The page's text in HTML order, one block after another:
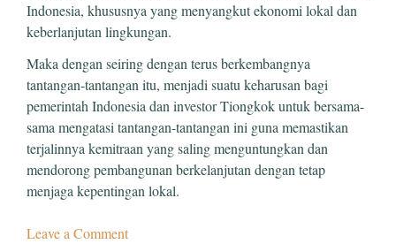
Indonesia, khususnya yang menyangkut ekonomi lokal dan
keberlanjutan lingkungan.
Maka dengan seiring dengan terus berkembangnya
tantangan-tantangan itu, menjadi suatu keharusan bagi
pemerintah Indonesia dan investor Tiongkok untuk bersama-
sama mengatasi tantangan-tantangan ini guna memastikan
terjalinnya kemitraan yang saling menguntungkan dan
mendorong pembangunan berkelanjutan dengan tetap
menjaga kepentingan lokal.
Leave a Comment